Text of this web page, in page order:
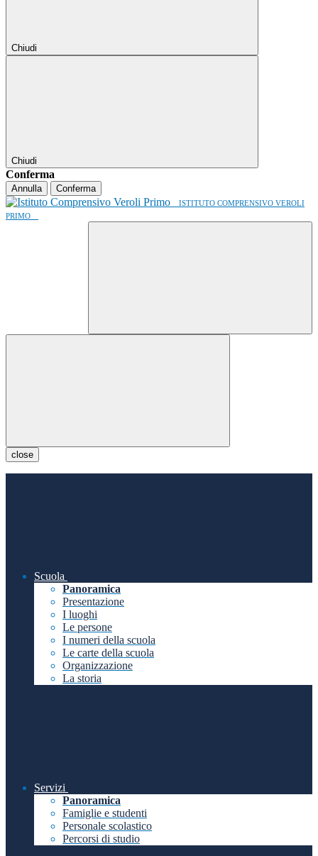
Chiudi
Chiudi
Conferma
Annulla Conferma
ISTITUTO COMPRENSIVO VEROLI
PRIMO
close
Scuola
Panoramica
Presentazione
I luoghi
Le persone
I numeri della scuola
Le carte della scuola
Organizzazione
La storia
Servizi
Panoramica
Famiglie e studenti
Personale scolastico
Percorsi di studio